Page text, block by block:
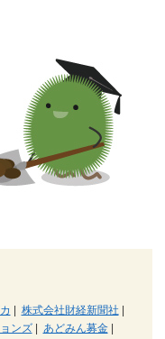
株式会社財経新聞社
ンズ| あどみん募金|